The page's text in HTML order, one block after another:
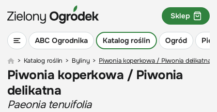
ABC Ogrodnika Katalog roślin Ogród
Sklep
> Katalog roślin > Byliny > Piwonia koperkowa / Piwonia delikatna
Piwonia koperkowa / Piwonia
delikatna
Paeonia tenuifolia